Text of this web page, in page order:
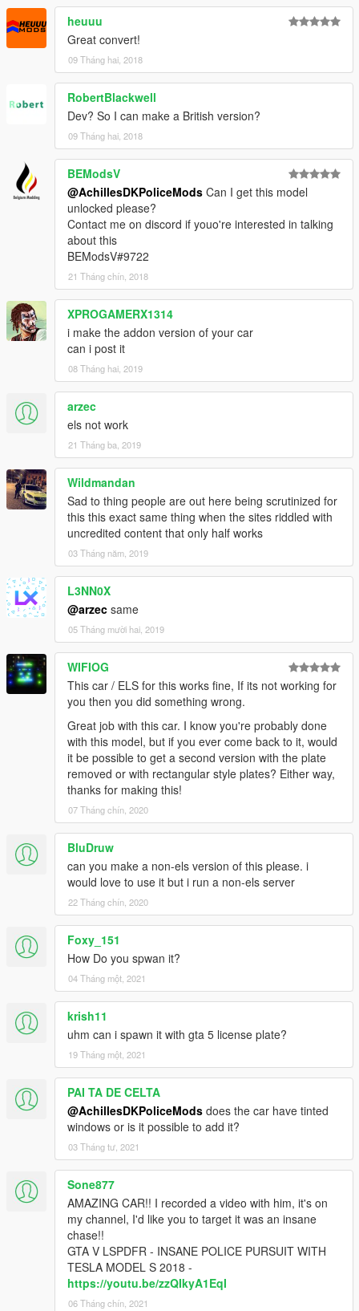
heuuu
Great convert!
09 Tháng hai, 2018
RobertBlackwell
Dev? So I can make a British version?
09 Tháng hai, 2018
BEModsV
@AchillesDKPoliceMods Can I get this model
unlocked please?
Contact me on discord if youo're interested in talking
about this
BEModsV#9722
21 Tháng chín, 2018
XPROGAMERX1314
i make the addon version of your car
can i post it
08 Tháng hai, 2019
arzec
els not work
21 Tháng ba, 2019
Wildmandan
Sad to thing people are out here being scrutinized for
this this exact same thing when the sites riddled with
uncredited content that only half works
03 Tháng năm, 2019
L3NN0X
@arzec same
05 Tháng mười hai, 2019
WIFIOG
This car / ELS for this works fine, If its not working for
you then you did something wrong.
Great job with this car. I know you're probably done
with this model, but if you ever come back to it, would
it be possible to get a second version with the plate
removed or with rectangular style plates? Either way,
thanks for making this!
07 Tháng chín, 2020
BluDruw
can you make a non-els version of this please. i
would love to use it but i run a non-els server
22 Tháng chín, 2020
Foxy_151
How Do you spwan it?
04 Tháng một, 2021
krish11
uhm can i spawn it with gta 5 license plate?
19 Tháng một, 2021
PAI TA DE CELTA
@AchillesDKPoliceMods does the car have tinted
windows or is it possible to add it?
03 Tháng tư, 2021
Sone877
AMAZING CAR!! I recorded a video with him, it's on
my channel, I'd like you to target it was an insane
chase!!
GTA V LSPDFR - INSANE POLICE PURSUIT WITH
TESLA MODEL S 2018 -
https://youtu.be/zzQIkyA1EqI
06 Tháng chín, 2021